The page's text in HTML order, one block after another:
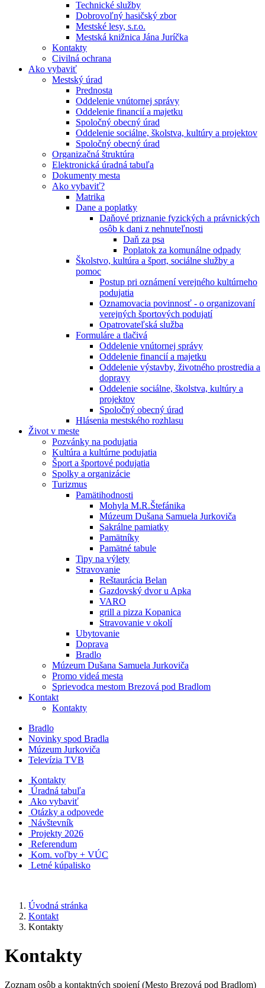
Technické služby
Dobrovoľný hasičský zbor
Mestské lesy, s.r.o.
Mestská knižnica Jána Juríčka
Kontakty
Civilná ochrana
Ako vybaviť
Mestský úrad
Prednosta
Oddelenie vnútornej správy
Oddelenie financií a majetku
Spoločný obecný úrad
Oddelenie sociálne, školstva, kultúry a projektov
Spoločný obecný úrad
Organizačná štruktúra
Elektronická úradná tabuľa
Dokumenty mesta
Ako vybaviť?
Matrika
Dane a poplatky
Daňové priznanie fyzických a právnických
osôb k dani z nehnuteľnosti
Daň za psa
Poplatok za komunálne odpady
Školstvo, kultúra a šport, sociálne služby a
pomoc
Postup pri oznámení verejného kultúrneho
podujatia
Oznamovacia povinnosť - o organizovaní
verejných športových podujatí
Opatrovateľská služba
Formuláre a tlačivá
Oddelenie vnútornej správy
Oddelenie financií a majetku
Oddelenie výstavby, životného prostredia a
dopravy
Oddelenie sociálne, školstva, kultúry a
projektov
Spoločný obecný úrad
Hlásenia mestského rozhlasu
Život v meste
Pozvánky na podujatia
Kultúra a kultúrne podujatia
Šport a športové podujatia
Spolky a organizácie
Turizmus
Pamätihodnosti
Mohyla M.R.Štefánika
Múzeum Dušana Samuela Jurkoviča
Sakrálne pamiatky
Pamätníky
Pamätné tabule
Tipy na výlety
Stravovanie
Reštaurácia Belan
Gazdovský dvor u Apka
VARO
grill a pizza Kopanica
Stravovanie v okolí
Ubytovanie
Doprava
Bradlo
Múzeum Dušana Samuela Jurkoviča
Promo videá mesta
Sprievodca mestom Brezová pod Bradlom
Kontakt
Kontakty
Bradlo
Novinky spod Bradla
Múzeum Jurkoviča
Televízia TVB
Kontakty
Úradná tabuľa
Ako vybaviť
Otázky a odpovede
Návštevník
Projekty 2026
Referendum
Kom. voľby + VÚC
Letné kúpalisko
Úvodná stránka
Kontakt
Kontakty
Kontakty
Zoznam osôb a kontaktných spojení (Mesto Brezová pod Bradlom)